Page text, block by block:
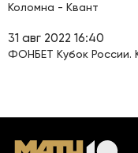
Коломна - Квант
31 авг 2022 16:40
ФОНБЕТ Кубок России.